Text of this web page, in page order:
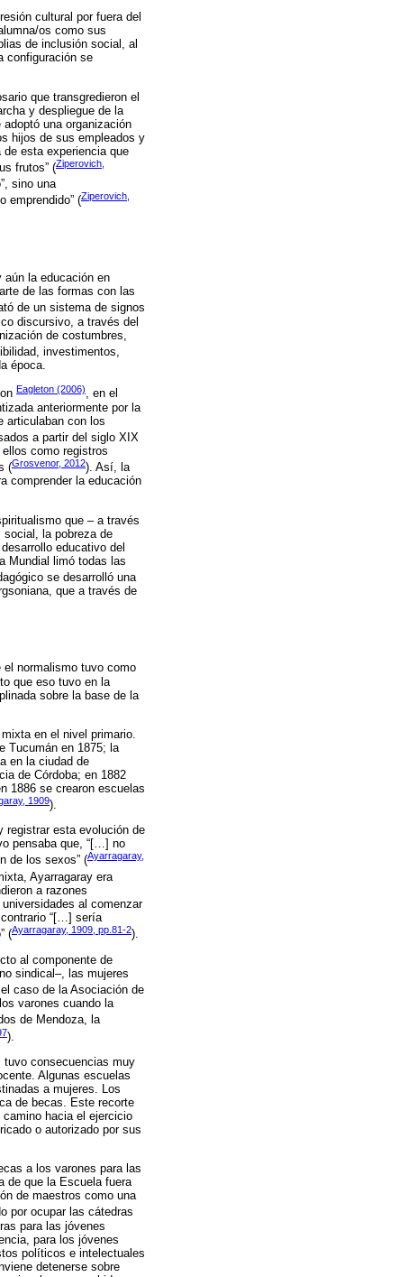
cultural por fuera del
os como sus
de inclusión social, al
configuración se
que transgredieron el
y despliegue de la
una organización
hijos de sus empleados y
esta experiencia que
frutos” (Ziperovich,
sino una
emprendido” (Ziperovich,
aún la educación en
de las formas con las
de un sistema de signos
discursivo, a través del
de costumbres,
investimentos,
época.
Eagleton (2006), en el
anteriormente por la
articulaban con los
a partir del siglo XIX
como registros
(Grosvenor, 2012). Así, la
comprender la educación
que – a través
la pobreza de
educativo del
Mundial limó todas las
se desarrolló una
que a través de
el normalismo tuvo como
que eso tuvo en la
sobre la base de la
en el nivel primario.
Tucumán en 1875; la
en la ciudad de
de Córdoba; en 1882
1886 se crearon escuelas
1909).
registrar esta evolución de
pensaba que, “[…] no
de los sexos” (Ayarragaray,
Ayarragaray era
a razones
al comenzar
“[…] sería
(Ayarragaray, 1909, pp.81-2).
al componente de
sindical–, las mujeres
caso de la Asociación de
varones cuando la
de Mendoza, la
).
tuvo consecuencias muy
Algunas escuelas
a mujeres. Los
de becas. Este recorte
hacia el ejercicio
o autorizado por sus
a los varones para las
de que la Escuela fuera
de maestros como una
por ocupar las cátedras
para las jóvenes
para los jóvenes
políticos e intelectuales
detenerse sobre